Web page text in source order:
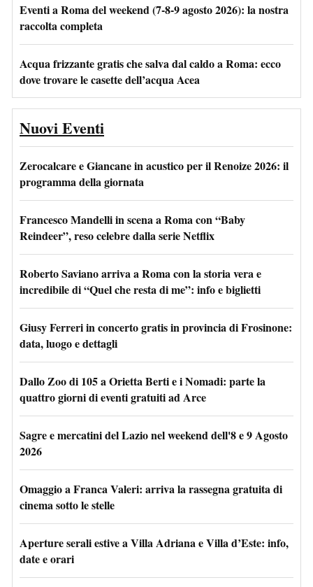
Eventi a Roma del weekend (7-8-9 agosto 2026): la nostra
raccolta completa
Acqua frizzante gratis che salva dal caldo a Roma: ecco
dove trovare le casette dell’acqua Acea
Nuovi Eventi
Zerocalcare e Giancane in acustico per il Renoize 2026: il
programma della giornata
Francesco Mandelli in scena a Roma con “Baby
Reindeer”, reso celebre dalla serie Netflix
Roberto Saviano arriva a Roma con la storia vera e
incredibile di “Quel che resta di me”: info e biglietti
Giusy Ferreri in concerto gratis in provincia di Frosinone:
data, luogo e dettagli
Dallo Zoo di 105 a Orietta Berti e i Nomadi: parte la
quattro giorni di eventi gratuiti ad Arce
Sagre e mercatini del Lazio nel weekend dell'8 e 9 Agosto
2026
Omaggio a Franca Valeri: arriva la rassegna gratuita di
cinema sotto le stelle
Aperture serali estive a Villa Adriana e Villa d’Este: info,
date e orari